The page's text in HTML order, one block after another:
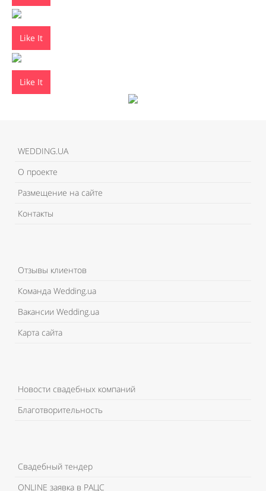
Like It
Like It
WEDDING.UA
О проекте
Размещение на сайте
Контакты
Отзывы клиентов
Команда Wedding.ua
Вакансии Wedding.ua
Карта сайта
Новости свадебных компаний
Благотворительность
Свадебный тендер
ONLINE заявка в РАЦС